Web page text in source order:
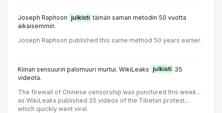
Joseph Raphson julkisti tämän saman metodin 50 vuotta
aikaisemmin.
Joseph Raphson published this same method 50 years earlier.
Kiinan sensuurin palomuuri murtui. WikiLeaks julkisti 35
videota.
The firewall of Chinese censorship was punctured this week...
as WikiLeaks published 35 videos of the Tibetan protest...
which quickly went viral.